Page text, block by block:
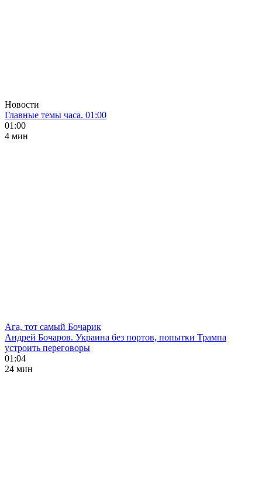
Новости
Главные темы часа. 01:00
01:00
4 мин
Ага, тот самый Бочарик
Андрей Бочаров. Украина без портов, попытки Трампа
устроить переговоры
01:04
24 мин